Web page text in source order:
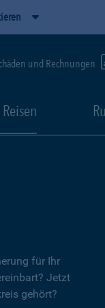
und Rechnungen
Reisen
für Ihr
Jetzt
gehört?